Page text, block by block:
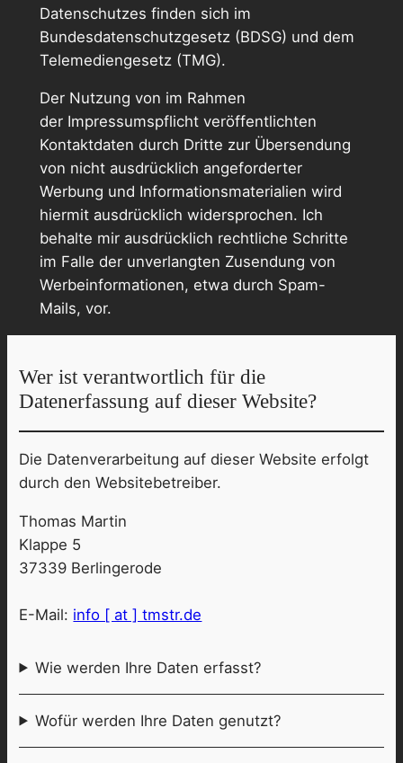
Datenschutzes finden sich im
Bundesdatenschutzgesetz (BDSG) und dem
Telemediengesetz (TMG).
Der Nutzung von im Rahmen
der Impressumspflicht veröffentlichten
Kontaktdaten durch Dritte zur Übersendung
von nicht ausdrücklich angeforderter
Werbung und Informationsmaterialien wird
hiermit ausdrücklich widersprochen. Ich
behalte mir ausdrücklich rechtliche Schritte
im Falle der unverlangten Zusendung von
Werbeinformationen, etwa durch Spam-
Mails, vor.
Wer ist verantwortlich für die
Datenerfassung auf dieser Website?
Die Datenverarbeitung auf dieser Website erfolgt
durch den Websitebetreiber.
Thomas Martin
Klappe 5
37339 Berlingerode
E-Mail: info [ at ] tmstr.de
Wie werden Ihre Daten erfasst?
Wofür werden Ihre Daten genutzt?